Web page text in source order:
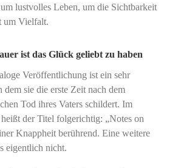
lustvolles Leben, um die Sichtbarkeit
um Vielfalt.
ist das Glück geliebt zu haben
Veröffentlichung ist ein sehr
dem sie die erste Zeit nach dem
Tod ihres Vaters schildert. Im
der Titel folgerichtig: „Notes on
Knappheit berührend. Eine weitere
eigentlich nicht.